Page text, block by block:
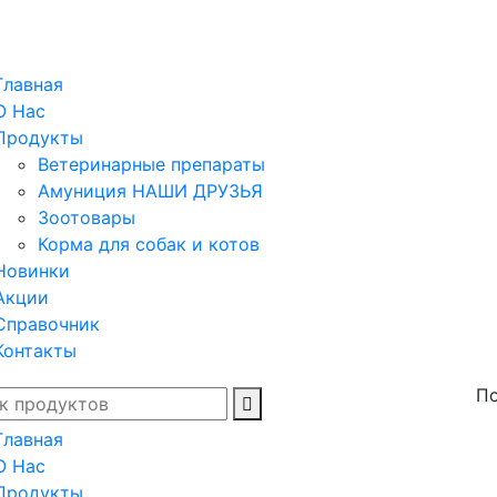
Нас
Ветеринарные препараты
Амуниция НАШИ ДРУЗЬЯ
Зоотовары
Корма для собак и котов
Нас